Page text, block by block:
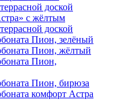
доской
с жёлтым
доской
Пион, зелёный
Пион, жёлтый
Пион,
Пион, бирюза
комфорт Астра